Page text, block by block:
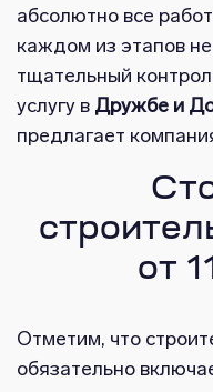
абсолютно все
каждом из этапов
тщательный
услугу в Дружбе и
предлагает
от
Отметим, что
обязательно